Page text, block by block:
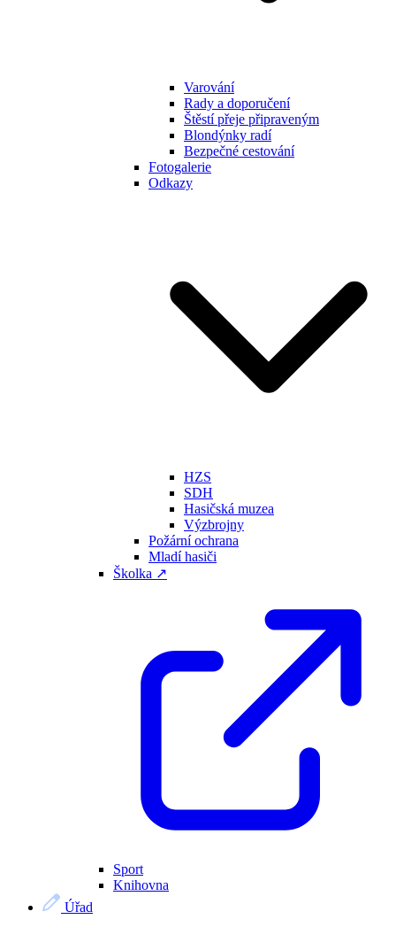
Varování
Rady a doporučení
Štěstí přeje připraveným
Blondýnky radí
Bezpečné cestování
Fotogalerie
Odkazy
HZS
SDH
Hasičská muzea
Výzbrojny
Požární ochrana
Mladí hasiči
Školka ↗
Sport
Knihovna
Úřad